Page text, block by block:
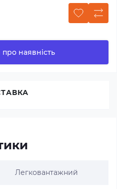
наявність
Легковантажний